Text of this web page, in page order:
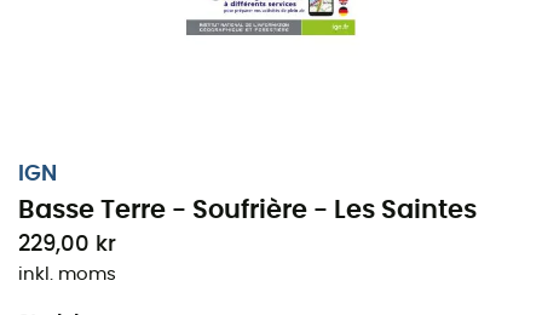
IGN
Basse Terre - Soufrière - Les Saintes
229,00 kr
inkl. moms